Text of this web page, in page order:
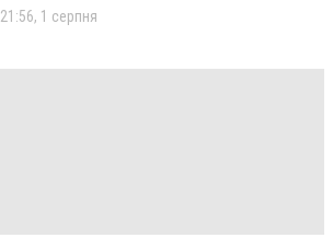
21:56, 1 серпня